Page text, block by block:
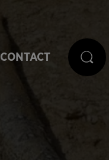
CONTACT